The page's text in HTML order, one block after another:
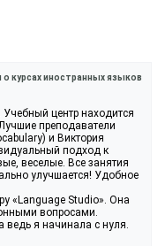
курсах иностранных языков
центр находится
преподаватели
и Виктория
подход к
веселые. Все занятия
улучшается! Удобное
«Language Studio». Она
вопросами.
ведь я начинала с нуля.